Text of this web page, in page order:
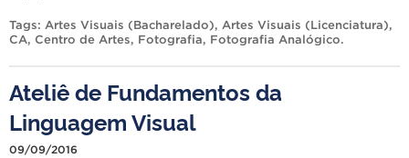
Tags: Artes Visuais (Bacharelado), Artes Visuais (Licenciatura),
CA, Centro de Artes, Fotografia, Fotografia Analógico.
Ateliê de Fundamentos da
Linguagem Visual
09/09/2016